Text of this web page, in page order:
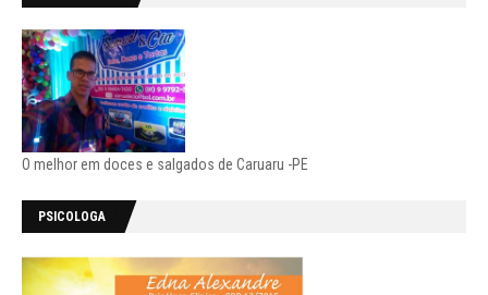
O melhor em doces e salgados de Caruaru -PE
PSICOLOGA